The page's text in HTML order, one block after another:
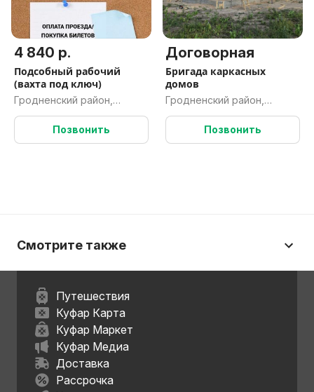
4 840 р.
Подсобный рабочий
(вахта под ключ)
Гродненский район,
Гродненская обл.
Позвонить
Договорная
Бригада каркасных
домов
Гродненский район,
Гродненская обл.
Позвонить
Смотрите также
Путешествия
Куфар Карта
Куфар Маркет
Куфар Медиа
Доставка
Рассрочка